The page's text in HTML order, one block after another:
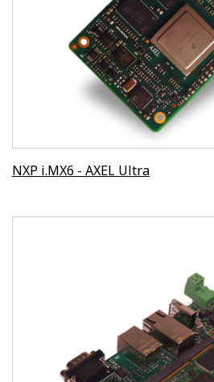
NXP i.MX6 - AXEL Ultra